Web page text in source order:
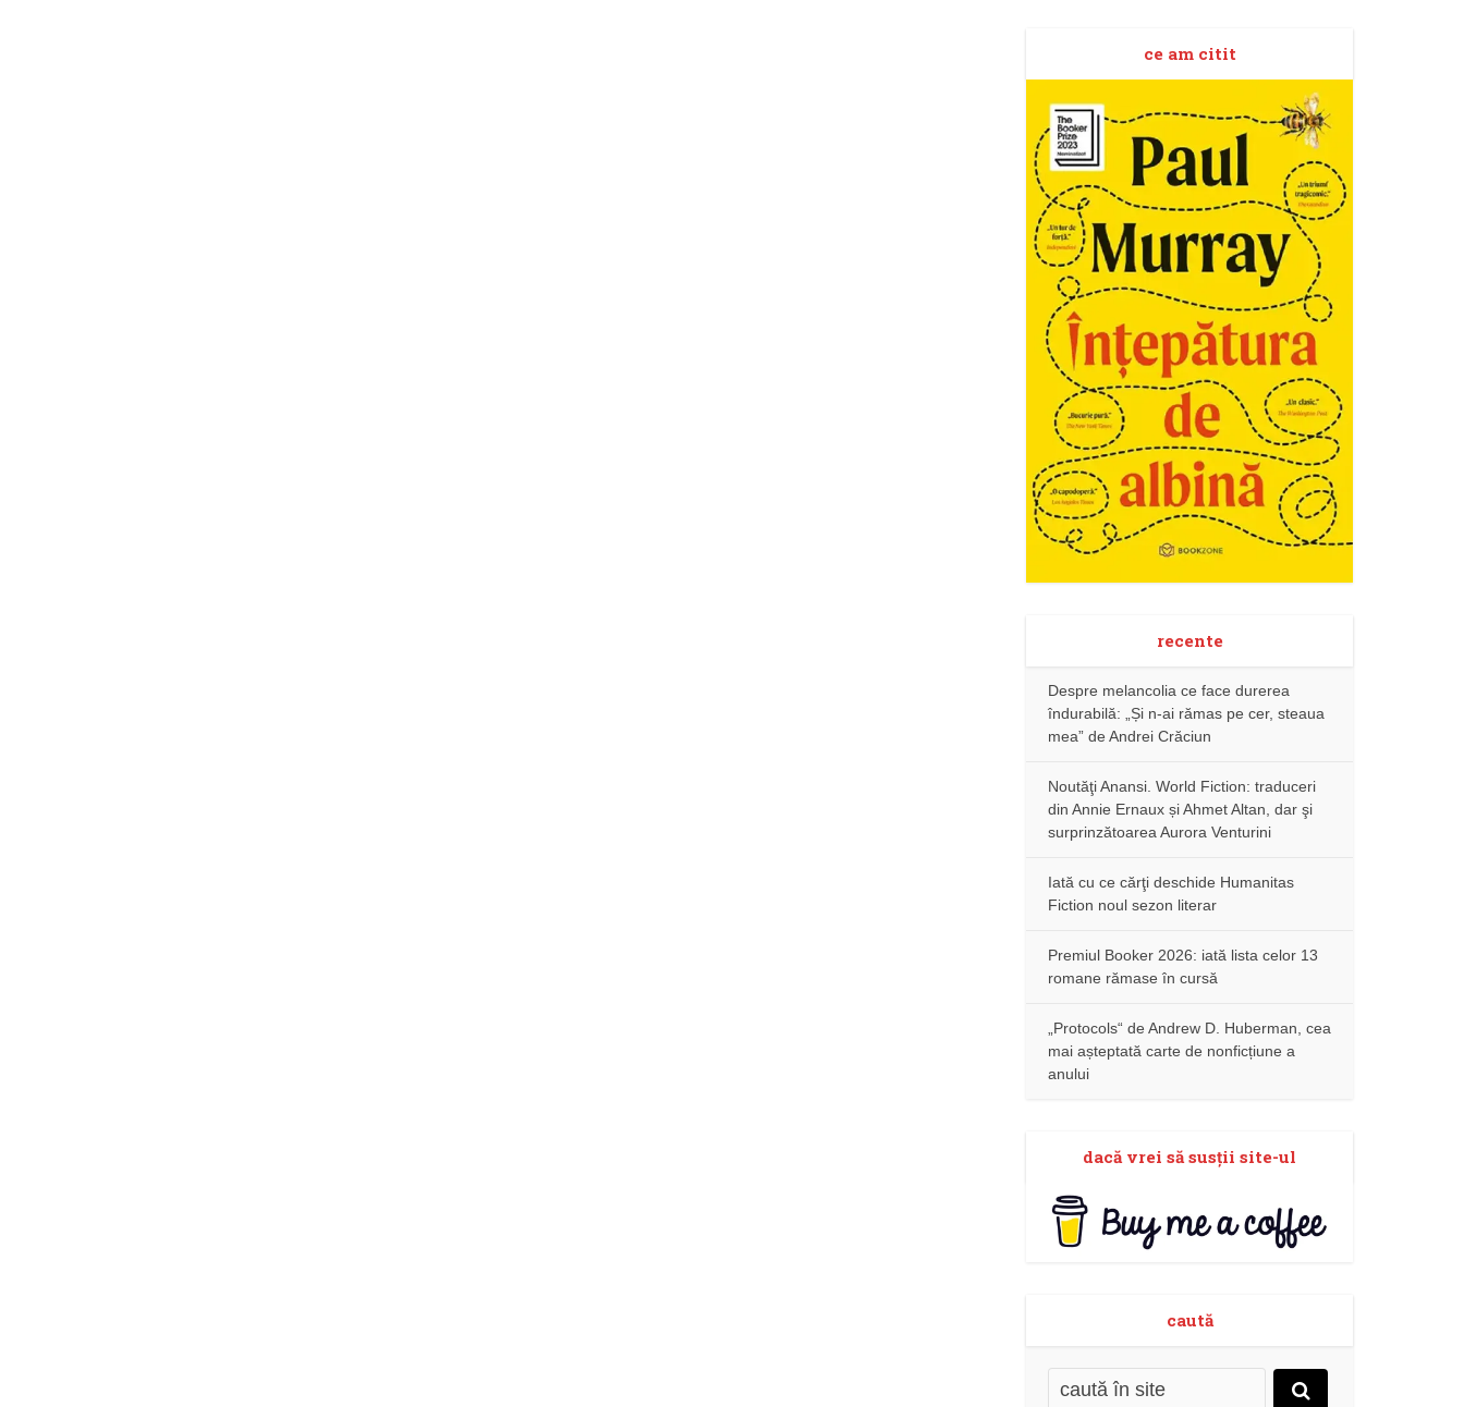
ce am citit
recente
Despre melancolia ce face durerea
îndurabilă: „Și n-ai rămas pe cer, steaua
mea” de Andrei Crăciun
Noutăţi Anansi. World Fiction: traduceri
din Annie Ernaux și Ahmet Altan, dar şi
surprinzătoarea Aurora Venturini
Iată cu ce cărţi deschide Humanitas
Fiction noul sezon literar
Premiul Booker 2026: iată lista celor 13
romane rămase în cursă
„Protocols“ de Andrew D. Huberman, cea
mai așteptată carte de nonficțiune a
anului
dacă vrei să susţii site-ul
caută